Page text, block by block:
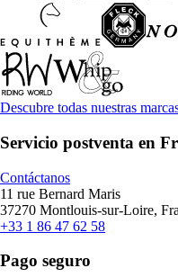
Descubre todas nuestras
Servicio postventa en
Contáctanos
11 rue Bernard Maris
37270 Montlouis-sur-Loire,
+33 1 86 47 62 58
Pago seguro